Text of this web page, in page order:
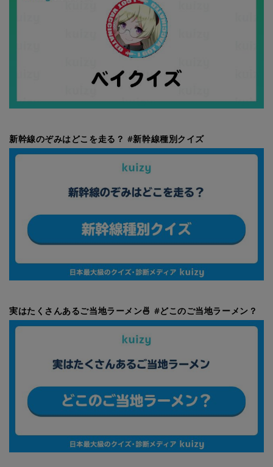
新幹線のぞみはどこを走る？ #新幹線種別クイズ
実はたくさんあるご当地ラーメン🍜 #どこのご当地ラーメン？